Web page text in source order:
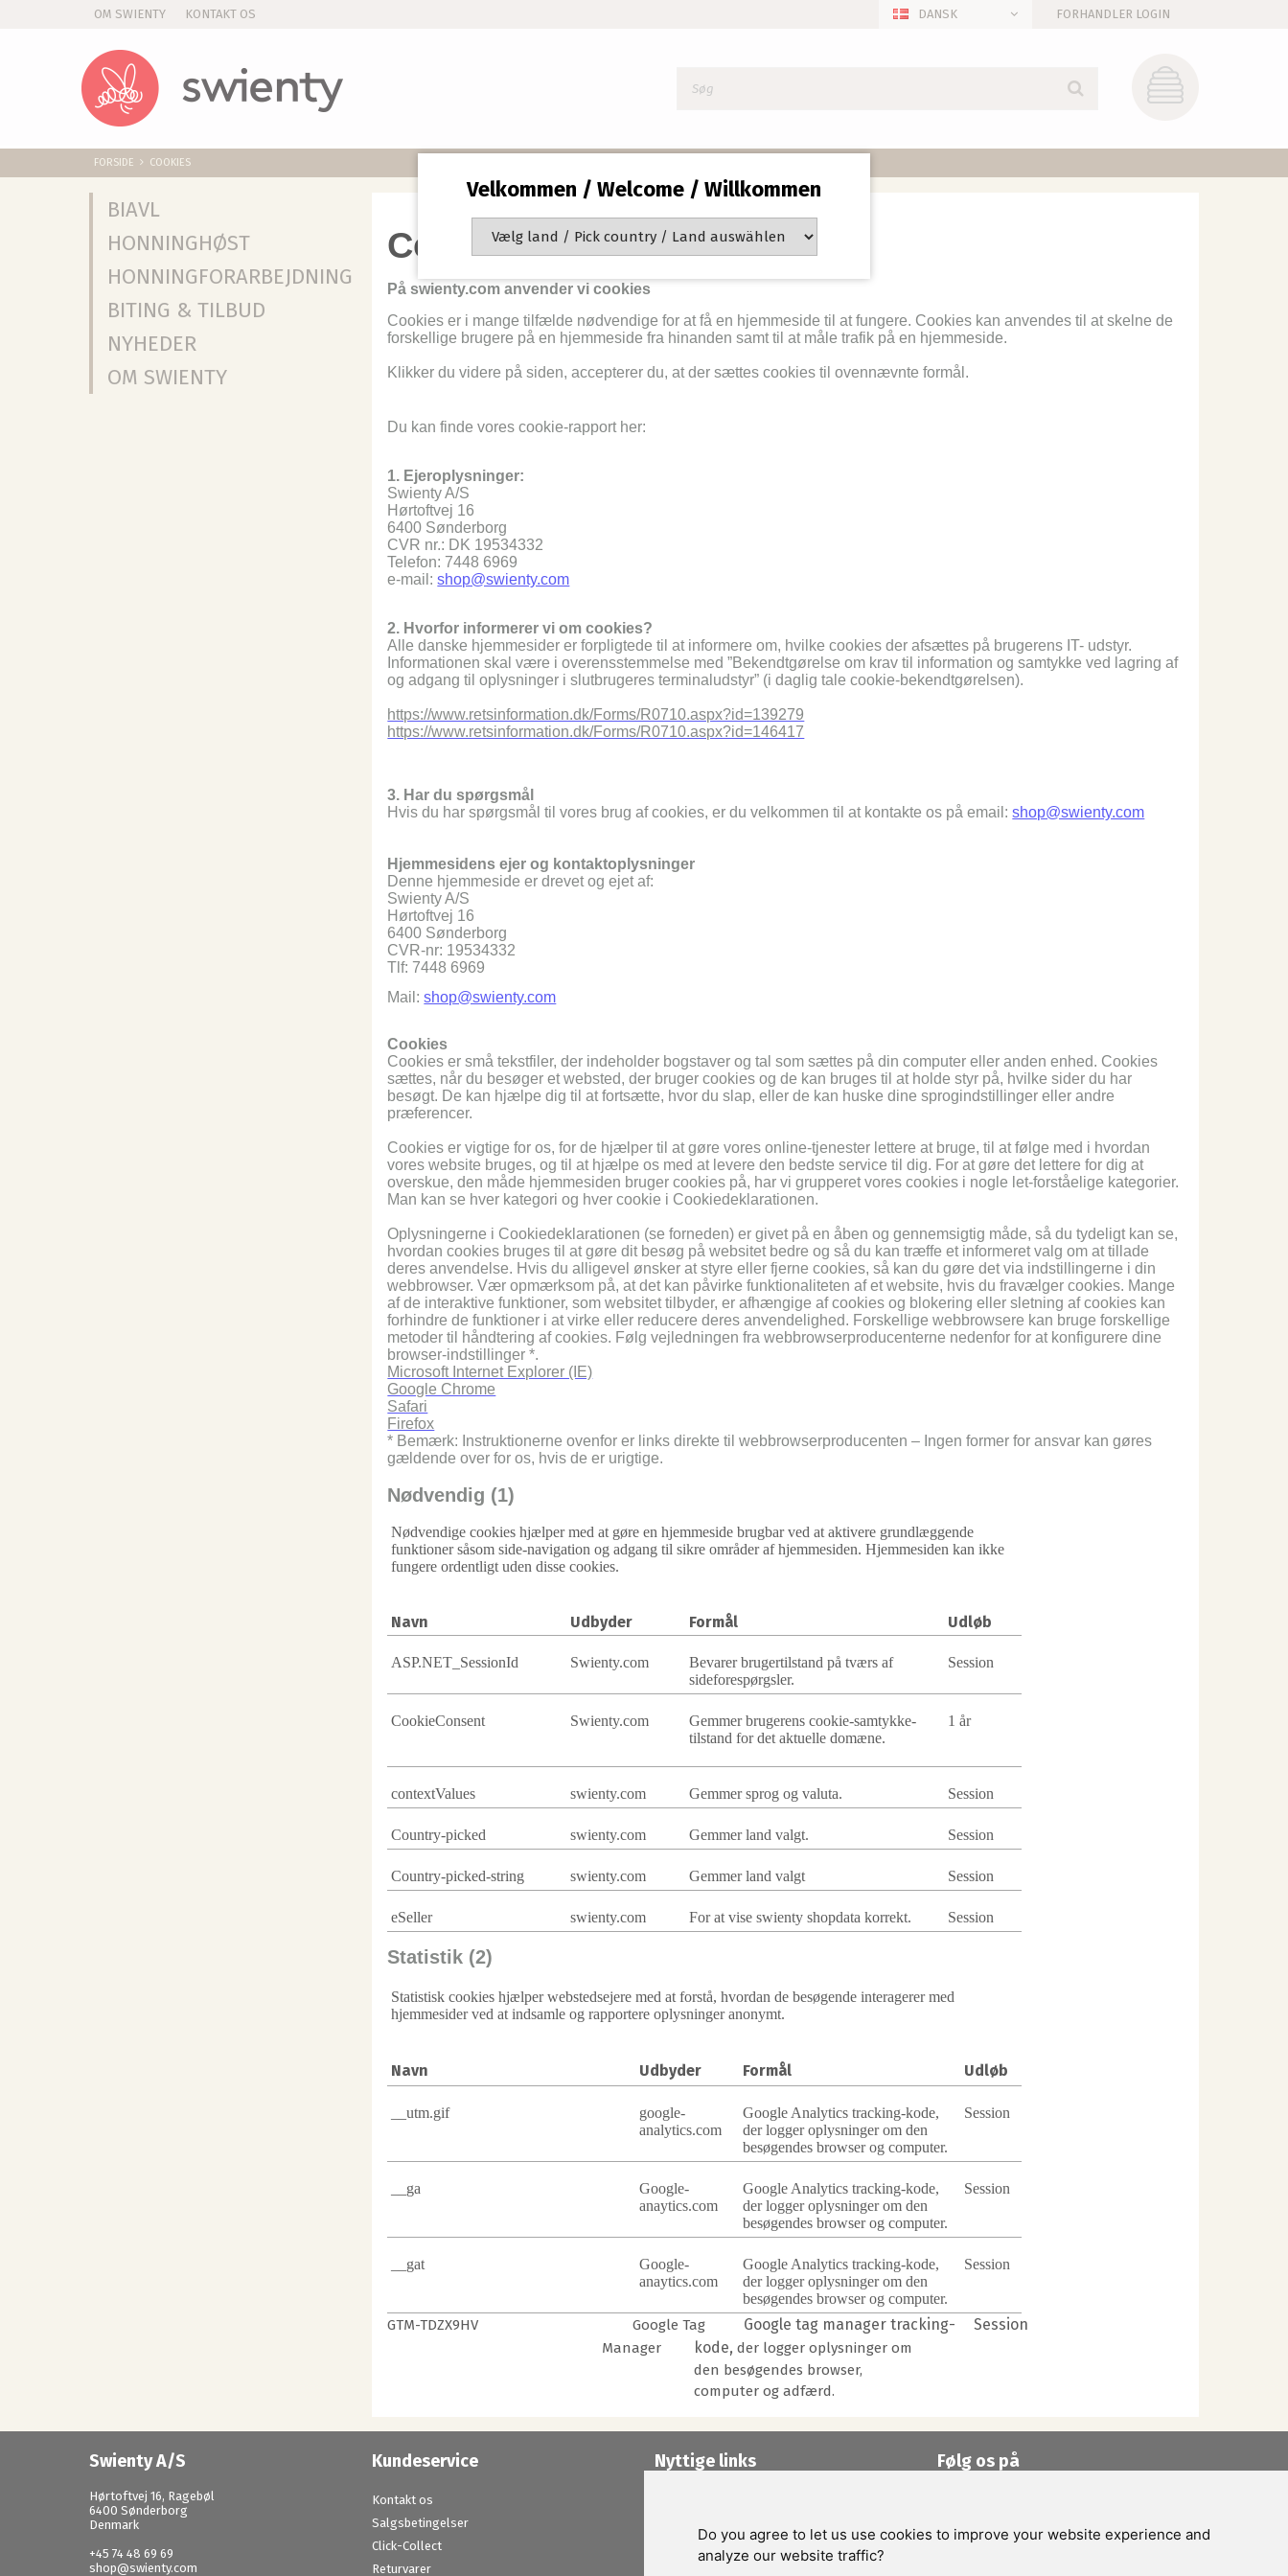
Do you agree to let us use cookies to improve your website experience and
analyze our website traffic?
Velkommen / Welcome / Willkommen
FORHANDLER LOGIN
DANSK
OM SWIENTY KONTAKT OS
FORSIDE COOKIES
BIAVL
HONNINGHØST
HONNINGFORARBEJDNING
BITING & TILBUD
NYHEDER
OM SWIENTY
Cookies
På swienty.com anvender vi cookies
Cookies er i mange tilfælde nødvendige for at få en hjemmeside til at fungere. Cookies kan anvendes til at skelne de
forskellige brugere på en hjemmeside fra hinanden samt til at måle trafik på en hjemmeside.
Klikker du videre på siden, accepterer du, at der sættes cookies til ovennævnte formål.
Du kan finde vores cookie-rapport her:
1. Ejeroplysninger:
Swienty A/S
Hørtoftvej 16
6400 Sønderborg
CVR nr.: DK 19534332
Telefon: 7448 6969
e-mail:shop@swienty.com
2. Hvorfor informerer vi om cookies?
Alle danske hjemmesider er forpligtede til at informere om, hvilke cookies der afsættes på brugerens IT- udstyr.
Informationen skal være i overensstemmelse med ”Bekendtgørelse om krav til information og samtykke ved lagring af
og adgang til oplysninger i slutbrugeres terminaludstyr” (i daglig tale cookie-bekendtgørelsen).
https://www.retsinformation.dk/Forms/R0710.aspx?id=139279
https://www.retsinformation.dk/Forms/R0710.aspx?id=146417
3. Har du spørgsmål
Hvis du har spørgsmål til vores brug af cookies, er du velkommen til at kontakte os på email:shop@swienty.com
Hjemmesidens ejer og kontaktoplysninger
Denne hjemmeside er drevet og ejet af:
Swienty A/S
Hørtoftvej 16
6400 Sønderborg
CVR-nr: 19534332
Tlf: 7448 6969
Mail:shop@swienty.com
Cookies
Cookies er små tekstfiler, der indeholder bogstaver og tal som sættes på din computer eller anden enhed. Cookies
sættes, når du besøger et websted, der bruger cookies og de kan bruges til at holde styr på, hvilke sider du har
besøgt. De kan hjælpe dig til at fortsætte, hvor du slap, eller de kan huske dine sprogindstillinger eller andre
præferencer.
Cookies er vigtige for os, for de hjælper til at gøre vores online-tjenester lettere at bruge, til at følge med i hvordan
vores website bruges, og til at hjælpe os med at levere den bedste service til dig. For at gøre det lettere for dig at
overskue, den måde hjemmesiden bruger cookies på, har vi grupperet vores cookies i nogle let-forståelige kategorier.
Man kan se hver kategori og hver cookie i Cookiedeklarationen.
Oplysningerne i Cookiedeklarationen (se forneden) er givet på en åben og gennemsigtig måde, så du tydeligt kan se,
hvordan cookies bruges til at gøre dit besøg på websitet bedre og så du kan træffe et informeret valg om at tillade
deres anvendelse. Hvis du alligevel ønsker at styre eller fjerne cookies, så kan du gøre det via indstillingerne i din
webbrowser. Vær opmærksom på, at det kan påvirke funktionaliteten af et website, hvis du fravælger cookies. Mange
af de interaktive funktioner, som websitet tilbyder, er afhængige af cookies og blokering eller sletning af cookies kan
forhindre de funktioner i at virke eller reducere deres anvendelighed. Forskellige webbrowsere kan bruge forskellige
metoder til håndtering af cookies. Følg vejledningen fra webbrowserproducenterne nedenfor for at konfigurere dine
browser-indstillinger *.
Microsoft Internet Explorer (IE)
Google Chrome
Safari
Firefox
* Bemærk: Instruktionerne ovenfor er links direkte til webbrowserproducenten – Ingen former for ansvar kan gøres
gældende over for os, hvis de er urigtige.
Nødvendig (1)
Nødvendige cookies hjælper med at gøre en hjemmeside brugbar ved at aktivere grundlæggende
funktioner såsom side-navigation og adgang til sikre områder af hjemmesiden. Hjemmesiden kan ikke
fungere ordentligt uden disse cookies.
Navn Udbyder Formål Udløb
ASP.NET_SessionId Swienty.com
Bevarer brugertilstand på tværs af
sideforespørgsler.
Session
CookieConsent Swienty.com
Gemmer brugerens cookie-samtykke-
tilstand for det aktuelle domæne.
1 år
contextValues swienty.com Gemmer sprog og valuta. Session
Country-picked swienty.com Gemmer land valgt. Session
Country-picked-string swienty.com Gemmer land valgt Session
eSeller swienty.com For at vise swienty shopdata korrekt. Session
Statistik (2)
Statistisk cookies hjælper webstedsejere med at forstå, hvordan de besøgende interagerer med
hjemmesider ved at indsamle og rapportere oplysninger anonymt.
Navn Udbyder Formål Udløb
__utm.gif
google-
analytics.com
Google Analytics tracking-kode,
der logger oplysninger om den
besøgendes browser og computer.
Session
__ga
Google-
anaytics.com
Google Analytics tracking-kode,
der logger oplysninger om den
besøgendes browser og computer.
Session
__gat
Google-
anaytics.com
Google Analytics tracking-kode,
der logger oplysninger om den
besøgendes browser og computer.
Session
GTM-TDZX9HV Google Tag Google tag manager tracking- Session
Manager kode,der logger oplysninger om
den besøgendes browser,
computer og adfærd.
Swienty A/S
Hørtoftvej 16, Ragebøl
6400 Sønderborg
Denmark
+45 74 48 69 69
shop@swienty.com
Kundeservice
Kontakt os
Salgsbetingelser
Click-Collect
Returvarer
Nyttige links
Fødevarestyrelsens kontrol rapport
Følg os på
LinkedIn